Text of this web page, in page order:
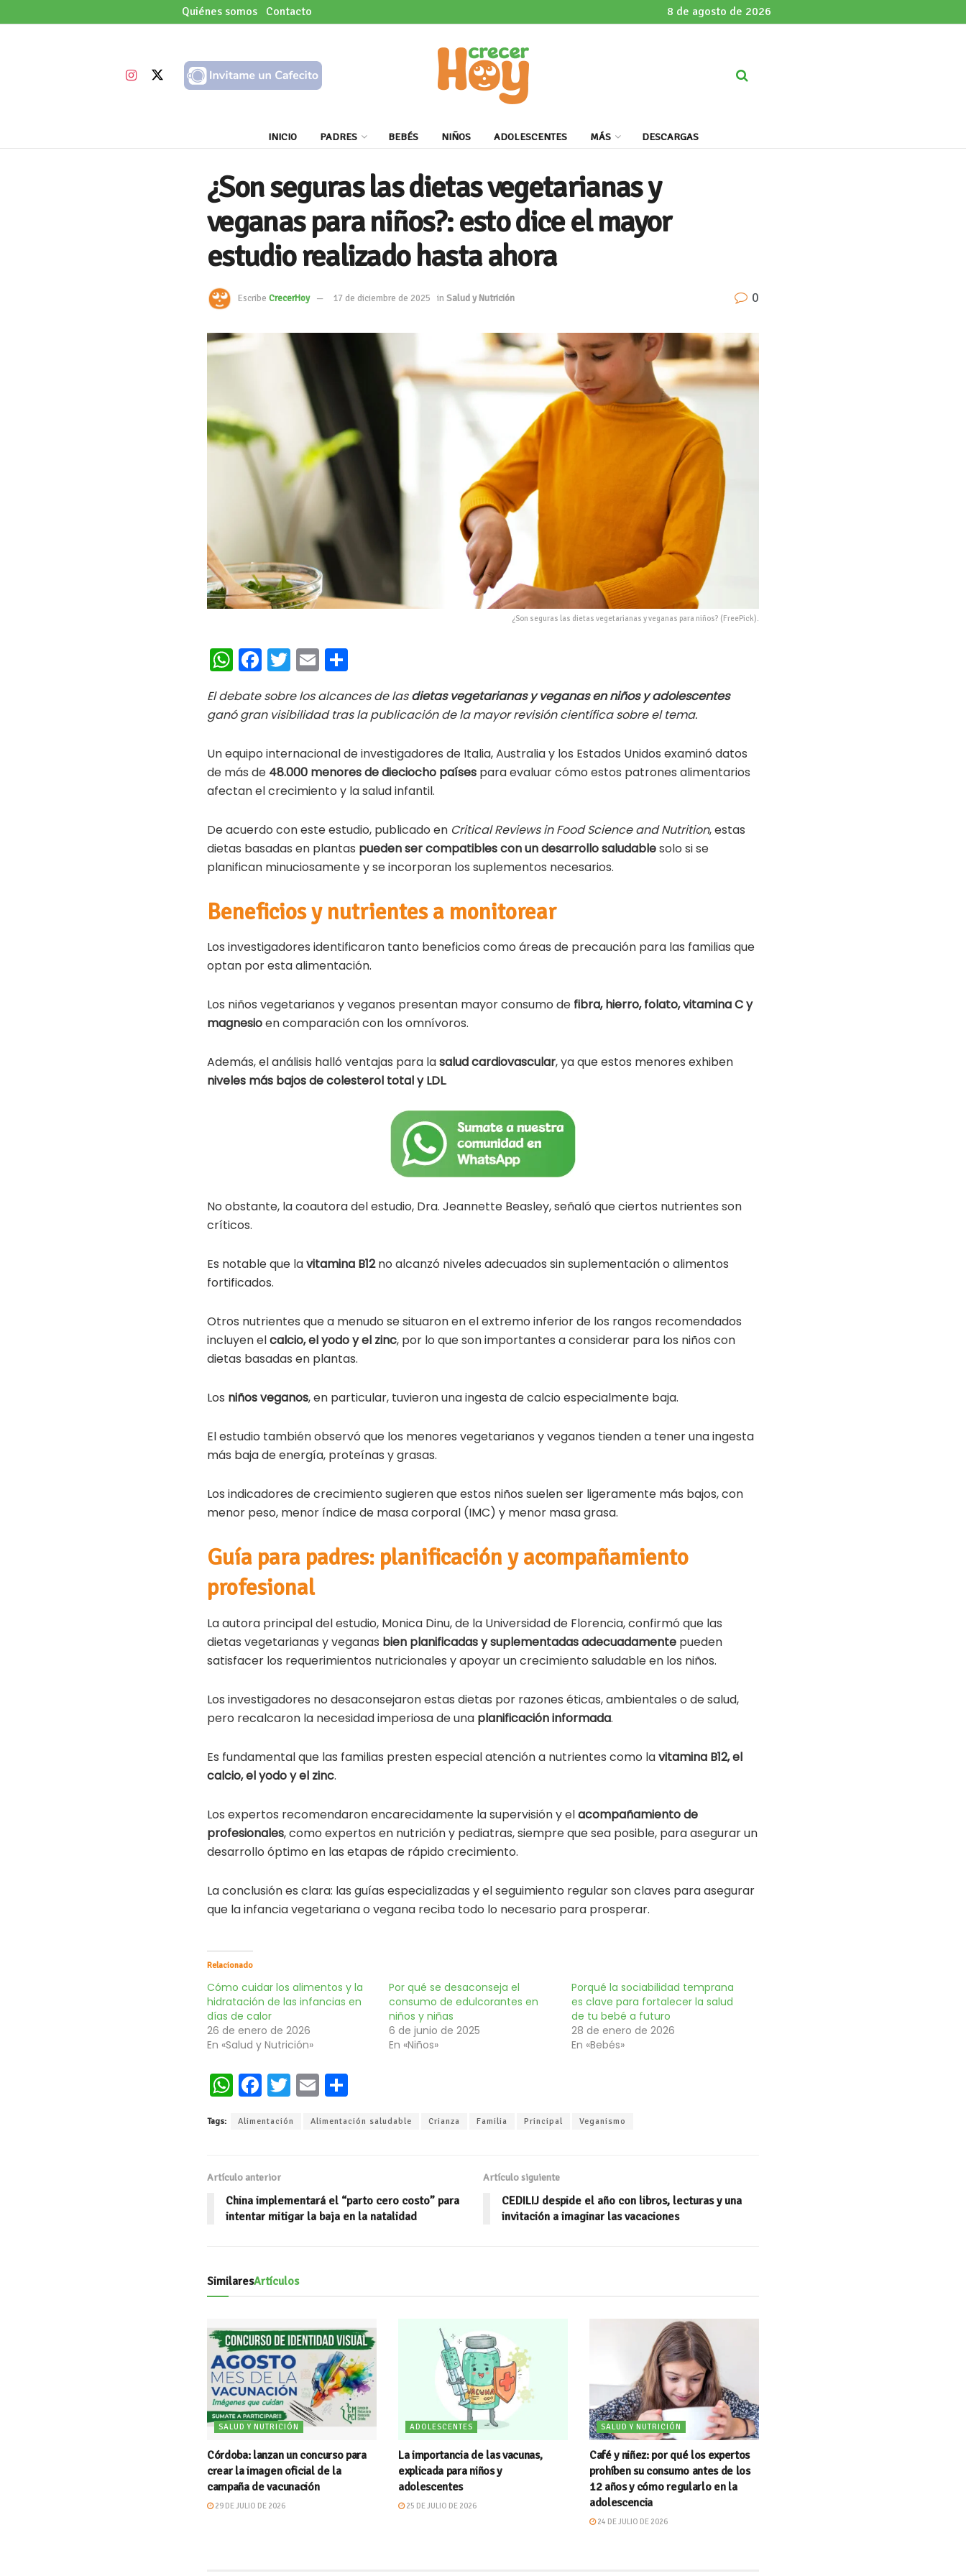
Quiénes somos Contacto 8 de agosto de 2026
INICIO PADRES BEBÉS NIÑOS ADOLESCENTES MÁS DESCARGAS
¿Son seguras las dietas vegetarianas y
veganas para niños?: esto dice el mayor
estudio realizado hasta ahora
Escribe CrecerHoy 17 de diciembre de 2025 in Salud y Nutrición 0
¿Son seguras las dietas vegetarianas y veganas para niños? (FreePick).
W
at
s
A
p
p
Fa
b
oo
k
T
tt
er
E
ai
l
m
p
ar
ti
r
El debate sobre los alcances de lasdietas vegetarianas y veganas en niños y adolescentes
ganó gran visibilidad tras la publicación de la mayor revisión científica sobre el tema.
Un equipo internacional de investigadores de Italia, Australia y los Estados Unidos examinó datos
de más de 48.000 menores de dieciocho países para evaluar cómo estos patrones alimentarios
afectan el crecimiento y la salud infantil.
De acuerdo con este estudio, publicado en Critical Reviews in Food Science and Nutrition, estas
dietas basadas en plantas pueden ser compatibles con un desarrollo saludablesolo si se
planifican minuciosamente y se incorporan los suplementos necesarios.
Beneficios y nutrientes a monitorear
Los investigadores identificaron tanto beneficios como áreas de precaución para las familias que
optan por esta alimentación.
Los niños vegetarianos y veganos presentan mayor consumo de fibra, hierro, folato, vitamina C y
magnesioen comparación con los omnívoros.
Además, el análisis halló ventajas para lasalud cardiovascular, ya que estos menores exhiben
niveles más bajos de colesterol total y LDL.
No obstante, la coautora del estudio, Dra. Jeannette Beasley, señaló que ciertos nutrientes son
críticos.
Es notable que lavitamina B12no alcanzó niveles adecuados sin suplementación o alimentos
fortificados.
Otros nutrientes que a menudo se situaron en el extremo inferior de los rangos recomendados
incluyen elcalcio, el yodo y el zinc, por lo que son importantes a considerar para los niños con
dietas basadas en plantas.
Los niños veganos, en particular, tuvieron una ingesta de calcio especialmente baja.
El estudio también observó que los menores vegetarianos y veganos tienden a tener una ingesta
más baja de energía, proteínas y grasas.
Los indicadores de crecimiento sugieren que estos niños suelen ser ligeramente más bajos, con
menor peso, menor índice de masa corporal (IMC) y menor masa grasa.
Guía para padres: planificación y acompañamiento
profesional
La autora principal del estudio, Monica Dinu, de la Universidad de Florencia, confirmó que las
dietas vegetarianas y veganas bien planificadas y suplementadas adecuadamente pueden
satisfacer los requerimientos nutricionales y apoyar un crecimiento saludable en los niños.
Los investigadores no desaconsejaron estas dietas por razones éticas, ambientales o de salud,
pero recalcaron la necesidad imperiosa de una planificación informada.
Es fundamental que las familias presten especial atención a nutrientes como lavitamina B12, el
calcio, el yodo y el zinc.
Los expertos recomendaron encarecidamente la supervisión y elacompañamiento de
profesionales, como expertos en nutrición y pediatras, siempre que sea posible, para asegurar un
desarrollo óptimo en las etapas de rápido crecimiento.
La conclusión es clara: las guías especializadas y el seguimiento regular son claves para asegurar
que la infancia vegetariana o vegana reciba todo lo necesario para prosperar.
Relacionado
Cómo cuidar los alimentos y la
hidratación de las infancias en
días de calor
26 de enero de 2026
En «Salud y Nutrición»
Por qué se desaconseja el
consumo de edulcorantes en
niños y niñas
6 de junio de 2025
En «Niños»
Porqué la sociabilidad temprana
es clave para fortalecer la salud
de tu bebé a futuro
28 de enero de 2026
En «Bebés»
W
at
A
p
p
Fa
b
k
T
tt
E
ai m
ti
r
Tags: Alimentación Alimentación saludable Crianza Familia Principal Veganismo
Artículo anterior
China implementará el “parto cero costo” para
intentar mitigar la baja en la natalidad
Artículo siguiente
CEDILIJ despide el año con libros, lecturas y una
invitación a imaginar las vacaciones
SimilaresArtículos
SALUD Y NUTRICIÓN
Córdoba: lanzan un concurso para
crear la imagen oficial de la
campaña de vacunación
29 DE JULIO DE 2026
ADOLESCENTES
La importancia de las vacunas,
explicada para niños y
adolescentes
25 DE JULIO DE 2026
SALUD Y NUTRICIÓN
Café y niñez: por qué los expertos
prohíben su consumo antes de los
12 años y cómo regularlo en la
adolescencia
24 DE JULIO DE 2026